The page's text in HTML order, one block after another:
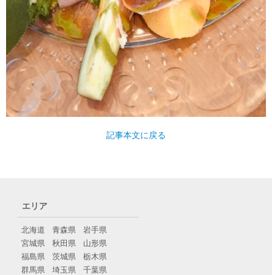
記事本文に戻る
エリア
北海道 青森県
岩手県
宮城県
秋田県
山形県
福島県
茨城県
栃木県
群馬県
埼玉県
千葉県